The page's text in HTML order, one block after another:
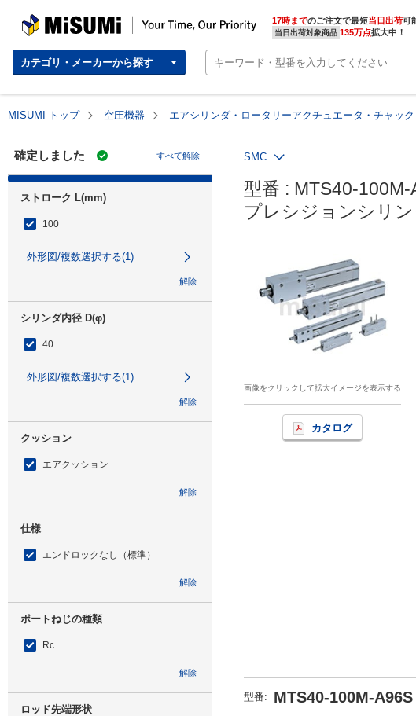
MISUMI | Your Time, Our Priority 17時までのご注文で最短当日出荷
当日出荷対象商品 135万点拡大中！
カテゴリ・メーカーから探す
MISUMI トップ 空圧機器 エアシリンダ・ロータリーアクチュエータ・チャック
確定しました すべて解除
ストローク L(mm)
100
外形図/複数選択する(1)
解除
シリンダ内径 D(φ)
40
外形図/複数選択する(1)
解除
クッション
エアクッション
解除
仕様
エンドロックなし（標準）
解除
ポートねじの種類
Rc
解除
ロッド先端形状
SMC
型番 : MTS40-100M-
プレシジョンシリ
画像をクリックして拡大イメージを表示する
カタログ
型番: MTS40-100M-A96S